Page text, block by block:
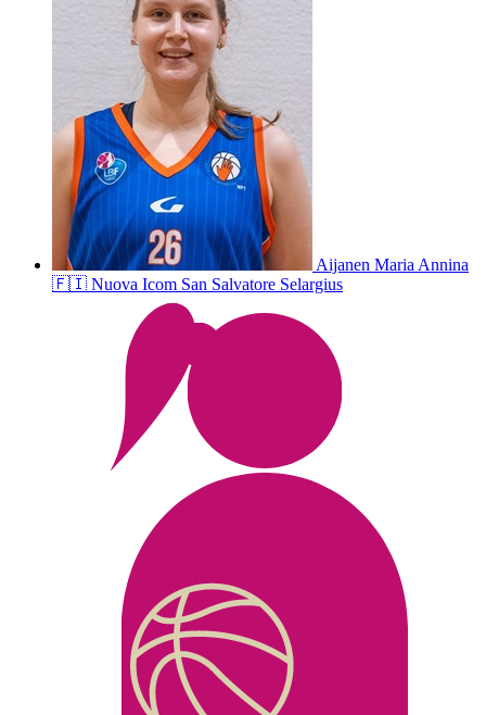
Aijanen Maria Annina
🇫🇮 Nuova Icom San Salvatore Selargius